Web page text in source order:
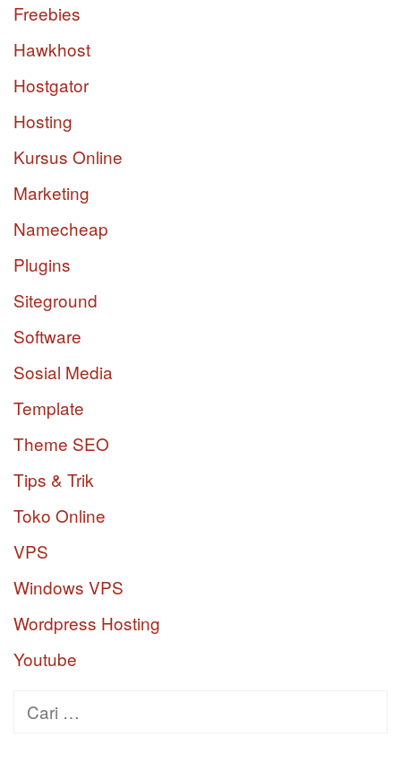
Freebies
Hawkhost
Hostgator
Hosting
Kursus Online
Marketing
Namecheap
Plugins
Siteground
Software
Sosial Media
Template
Theme SEO
Tips & Trik
Toko Online
VPS
Windows VPS
Wordpress Hosting
Youtube
Cari